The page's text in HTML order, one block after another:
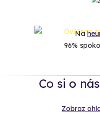
Na
96%
Co si o
Zobraz